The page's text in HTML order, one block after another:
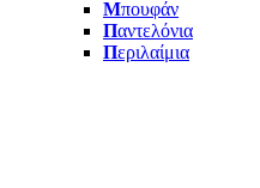
Μπουφάν
Παντελόνια
Περιλαίμια